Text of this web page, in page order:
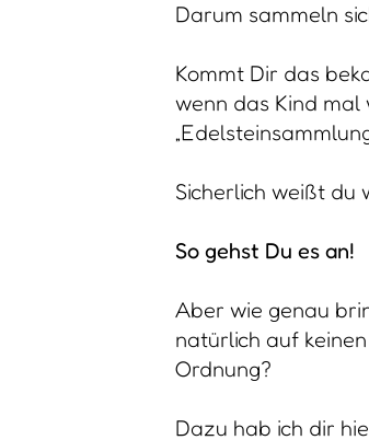
Darum sammeln
Kommt Dir das
wenn das Kind mal
Sicherlich weißt du
So gehst Du es an!
Aber wie genau
natürlich auf
Ordnung?
Dazu hab ich dir